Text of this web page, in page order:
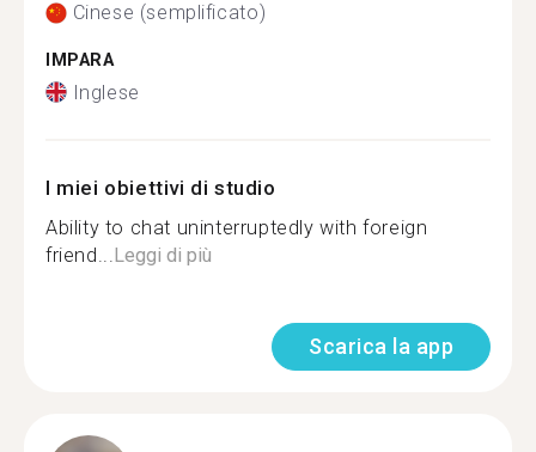
Cinese (semplificato)
IMPARA
Inglese
I miei obiettivi di studio
Ability to chat uninterruptedly with foreign
friend... Leggi di più
Scarica la app